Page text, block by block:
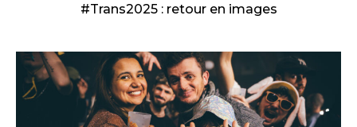
#Trans2025 : retour en images